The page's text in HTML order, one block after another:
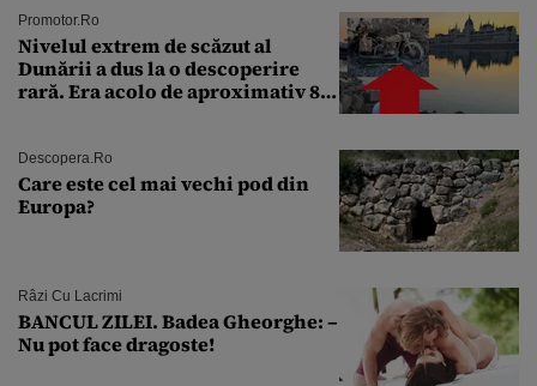
Promotor.ro
Nivelul extrem de scăzut al
Dunării a dus la o descoperire
rară. Era acolo de aproximativ 80
Descopera.ro
Care este cel mai vechi pod din
Europa?
Râzi Cu Lacrimi
BANCUL ZILEI. Badea Gheorghe: –
Nu pot face dragoste!